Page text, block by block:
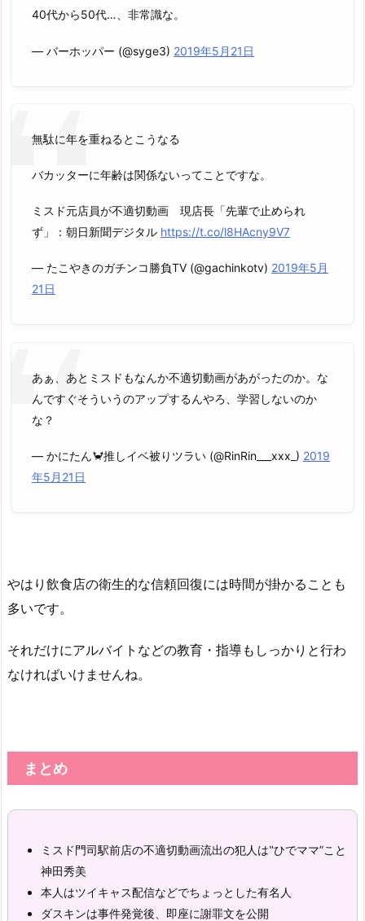
40代から50代…、非常識な。
— バーホッパー (@syge3) 2019年5月21日
無駄に年を重ねるとこうなる
バカッターに年齢は関係ないってことですな。
ミスド元店員が不適切動画 現店長「先輩で止められ
ず」：朝日新聞デジタル https://t.co/l8HAcny9V7
— たこやきのガチンコ勝負TV (@gachinkotv) 2019年5月
21日
あぁ、あとミスドもなんか不適切動画があがったのか。な
んですぐそういうのアップするんやろ、学習しないのか
な？
— かにたん🦀推しイベ被りツラい (@RinRin___xxx_) 2019
年5月21日
やはり飲食店の衛生的な信頼回復には時間が掛かることも
多いです。
それだけにアルバイトなどの教育・指導もしっかりと行わ
なければいけませんね。
まとめ
ミスド門司駅前店の不適切動画流出の犯人は‟ひでママ”こと
神田秀美
本人はツイキャス配信などでちょっとした有名人
ダスキンは事件発覚後、即座に謝罪文を公開